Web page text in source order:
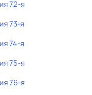
72-я
73-я
74-я
75-я
76-я